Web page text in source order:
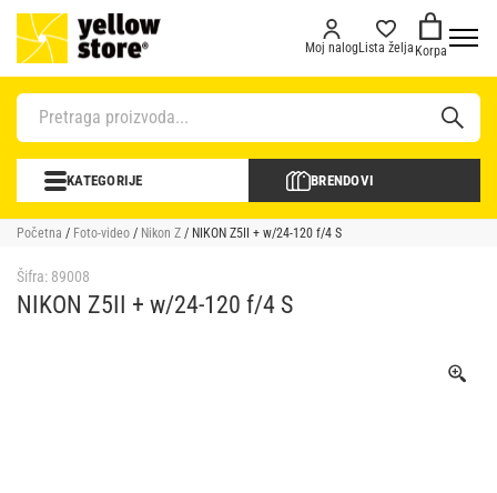
Moj nalogLista želja Korpa
KATEGORIJE BRENDOVI
Početna / Foto-video / Nikon Z / NIKON Z5II + w/24-120 f/4 S
Šifra: 89008
NIKON Z5II + w/24-120 f/4 S